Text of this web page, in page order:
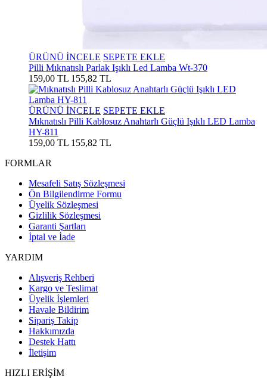
ÜRÜNÜ İNCELE SEPETE EKLE
Pilli Mıknatıslı Parlak Işıklı Led Lamba Wt-370
159,00 TL 155,82 TL
ÜRÜNÜ İNCELE SEPETE EKLE
Mıknatıslı Pilli Kablosuz Anahtarlı Güçlü Işıklı LED Lamba
HY-811
159,00 TL 155,82 TL
FORMLAR
Mesafeli Satış Sözleşmesi
Ön Bilgilendirme Formu
Üyelik Sözleşmesi
Gizlilik Sözleşmesi
Garanti Şartları
İptal ve İade
YARDIM
Alışveriş Rehberi
Kargo ve Teslimat
Üyelik İşlemleri
Havale Bildirim
Sipariş Takip
Hakkımızda
Destek Hattı
İletişim
HIZLI ERİŞİM